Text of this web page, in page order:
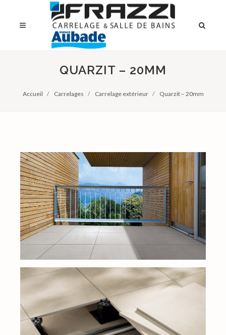
QUARZIT – 20MM
Accueil Carrelages Carrelage extérieur Quarzit – 20mm